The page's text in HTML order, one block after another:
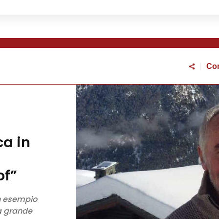
2026
in
esempio
grande